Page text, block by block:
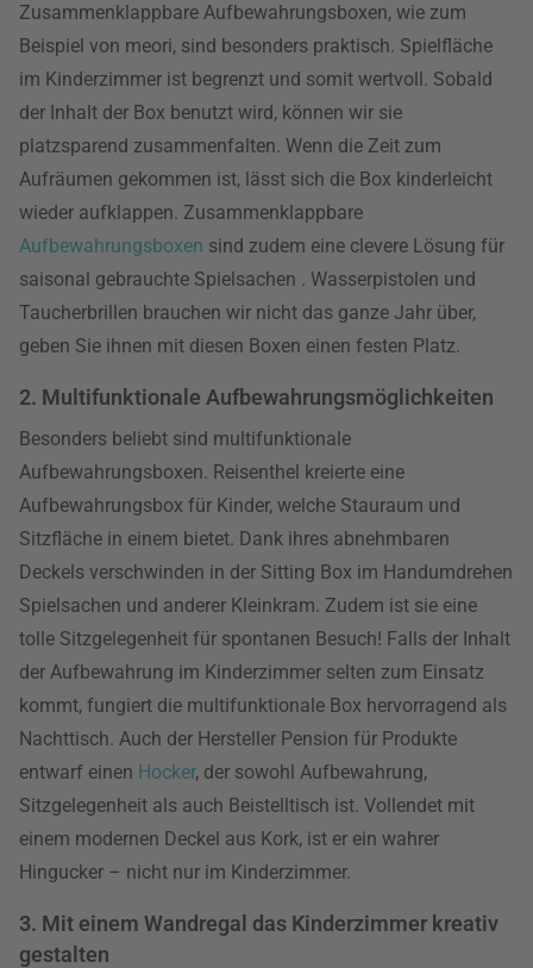
Zusammenklappbare Aufbewahrungsboxen, wie zum
Beispiel von meori, sind besonders praktisch. Spielfläche
im Kinderzimmer ist begrenzt und somit wertvoll. Sobald
der Inhalt der Box benutzt wird, können wir sie
platzsparend zusammenfalten. Wenn die Zeit zum
Aufräumen gekommen ist, lässt sich die Box kinderleicht
wieder aufklappen. Zusammenklappbare
Aufbewahrungsboxen sind zudem eine clevere Lösung für
saisonal gebrauchte Spielsachen . Wasserpistolen und
Taucherbrillen brauchen wir nicht das ganze Jahr über,
geben Sie ihnen mit diesen Boxen einen festen Platz.
2. Multifunktionale Aufbewahrungsmöglichkeiten
Besonders beliebt sind multifunktionale
Aufbewahrungsboxen. Reisenthel kreierte eine
Aufbewahrungsbox für Kinder, welche Stauraum und
Sitzfläche in einem bietet. Dank ihres abnehmbaren
Deckels verschwinden in der Sitting Box im Handumdrehen
Spielsachen und anderer Kleinkram. Zudem ist sie eine
tolle Sitzgelegenheit für spontanen Besuch! Falls der Inhalt
der Aufbewahrung im Kinderzimmer selten zum Einsatz
kommt, fungiert die multifunktionale Box hervorragend als
Nachttisch. Auch der Hersteller Pension für Produkte
entwarf einen Hocker, der sowohl Aufbewahrung,
Sitzgelegenheit als auch Beistelltisch ist. Vollendet mit
einem modernen Deckel aus Kork, ist er ein wahrer
Hingucker – nicht nur im Kinderzimmer.
3. Mit einem Wandregal das Kinderzimmer kreativ
gestalten